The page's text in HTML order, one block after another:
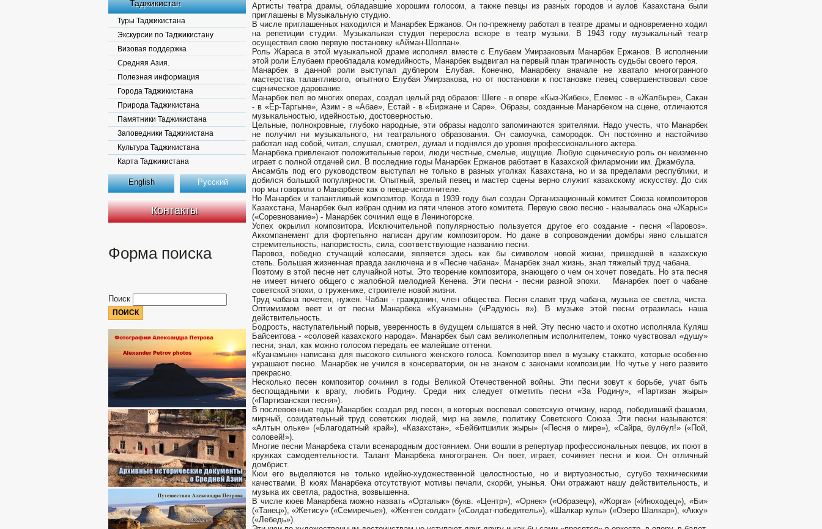
Таджикистан
Туры Таджикистана
Экскурсии по Таджикистану
Визовая поддержка
Средняя Азия.
Полезная информация
Города Таджикистана
Природа Таджикистана
Памятники Таджикистана
Заповедники Таджикистана
Культура Таджикистана
Карта Таджикистана
English Русский
Контакты
Форма поиска
Поиск
Артисты театра драмы, обладавшие хорошим голосом, а также певцы из разных городов и аулов Казахстана были
приглашены в Музыкальную студию.
В числе приглашенных находился и Манарбек Ержанов. Он по-прежнему работал в театре драмы и одновременно ходил
на репетиции студии. Музыкальная студия переросла вскоре в театр музыки. В 1943 году музыкальный театр
осуществил свою первую постановку «Айман-Шолпан».
Роль Жараса в этой музыкальной драме исполнял вместе с Елубаем Умирзаковым Манарбек Ержанов. В исполнении
этой роли Елубаем преобладала комедийность, Манарбек выдвигал на первый план трагичность судьбы своего героя.
Манарбек в данной роли выступал дублером Елубая. Конечно, Манарбеку вначале не хватало многогранного
мастерства талантливого, опытного Елубая Умирзакова, но от постановки к постановке певец совершенствовал свое
сценическое дарование.
Манарбек пел во многих операх, создал целый ряд образов: Шеге - в опере «Кыз-Жибек», Елемес - в «Жалбыре», Сакан
- в «Ер-Таргыне», Азим - в «Абае», Естай - в «Биржане и Саре». Образы, созданные Манарбеком на сцене, отличаются
музыкальностью, идейностью, достоверностью.
Цельные, полнокровные, глубоко народные, эти образы надолго запоминаются зрителями. Надо учесть, что Манарбек
не получил ни музыкального, ни театрального образования. Он самоучка, самородок. Он постоянно и настойчиво
работал над собой, читал, слушал, смотрел, думал и поднялся до уровня профессионального актера.
Манарбека привлекают положительные герои, люди честные, смелые, ищущие. Любую сценическую роль он неизменно
играет с полной отдачей сил. В последние годы Манарбек Ержанов работает в Казахской филармонии им. Джамбула.
Ансамбль под его руководством выступал не только в разных уголках Казахстана, но и за пределами республики, и
добился большой популярности. Опытный, зрелый певец и мастер сцены верно служит казахскому искусству. До сих
пор мы говорили о Манарбеке как о певце-исполнителе.
Но Манарбек и талантливый композитор. Когда в 1939 году был создан Организационный комитет Союза композиторов
Казахстана, Манарбек был избран одним из пяти членов этого комитета. Первую свою песню - называлась она «Жарыс»
(«Соревнование») - Манарбек сочинил еще в Лениногорске.
Успех окрылил композитора. Исключительной популярностью пользуется другое его создание - песня «Паровоз».
Аккомпанемент для фортепьяно написан другим композитором. Но даже в сопровождении домбры явно слышатся
стремительность, напористость, сила, соответствующие названию песни.
Паровоз, победно стучащий колесами, является здесь как бы символом новой жизни, пришедшей в казахскую
степь. Большая жизненная правда заключена и в «Песне чабана». Манарбек знал жизнь, знал тяжелый труд чабана.
Поэтому в этой песне нет случайной ноты. Это творение композитора, знающего о чем он хочет поведать. Но эта песня
не имеет ничего общего с жалобной мелодией Кенена. Эти песни - песни разной эпохи. Манарбек поет о чабане
советской эпохи, о труженике, строителе новой жизни.
Труд чабана почетен, нужен. Чабан - гражданин, член общества. Песня славит труд чабана, музыка ее светла, чиста.
Оптимизмом веет и от песни Манарбека «Куанамын» («Радуюсь я»). В музыке этой песни отразилась наша
действительность.
Бодрость, наступательный порыв, уверенность в будущем слышатся в ней. Эту песню часто и охотно исполняла Куляш
Байсеитова - «соловей казахского народа». Манарбек был сам великолепным исполнителем, тонко чувствовал «душу»
песни, знал, как можно голосом передать ее малейшие оттенки.
«Куанамын» написана для высокого сильного женского голоса. Композитор ввел в музыку стаккато, которые особенно
украшают песню. Манарбек не учился в консерватории, он не знаком с законами композиции. Но чутье у него развито
прекрасно.
Несколько песен композитор сочинил в годы Великой Отечественной войны. Эти песни зовут к борьбе, учат быть
беспощадными к врагу, любить Родину. Среди них следует отметить песни «За Родину», «Партизан жыры»
(«Партизанская песня»).
В послевоенные годы Манарбек создал ряд песен, в которых воспевал советскую отчизну, народ, победивший фашизм,
мирный, созидательный труд советских людей, мир на земле, политику Советского Союза. Эти песни называются:
«Алтын ольке» («Благодатный край»), «Казахстан», «Бейбитшилик жыры» («Песня о мире»), «Сайра, булбул!» («Пой,
соловей!»).
Многие песни Манарбека стали всенародным достоянием. Они вошли в репертуар профессиональных певцов, их поют в
кружках самодеятельности. Талант Манарбека многогранен. Он поет, играет, сочиняет песни и кюи. Он отличный
домбрист.
Кюи его выделяются не только идейно-художественной целостностью, но и виртуозностью, сугубо техническими
качествами. В кюях Манарбека отсутствуют мотивы печали, скорби, унынья. Они отражают нашу действительность, и
музыка их светла, радостна, возвышенна.
В числе кюев Манарбека можно назвать «Орталык» (букв. «Центр»), «Орнек» («Образец»), «Жорга» («Иноходец»), «Би»
(«Танец»), «Жетису» («Семиречье»), «Женген солдат» («Солдат-победитель»), «Шалкар куль» («Озеро Шалкар»), «Акку»
(«Лебедь»).